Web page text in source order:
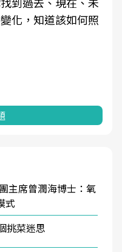
化，知道該如何照
主席曾潤海博士：氧
式
挑菜迷思